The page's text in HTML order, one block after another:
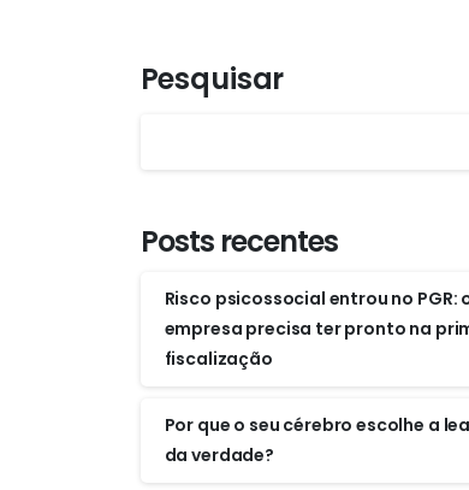
Pesquisar
Posts recentes
Risco psicossocial entrou no PGR:
empresa precisa ter pronto na
fiscalização
Por que o seu cérebro escolhe a
da verdade?